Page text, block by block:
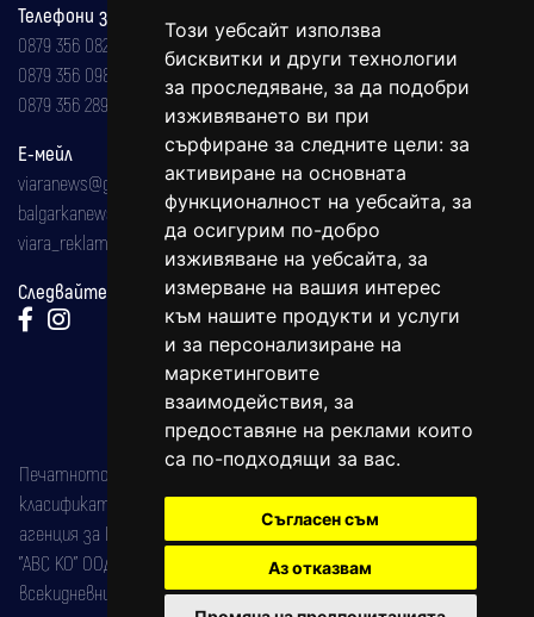
Този уебсайт използва
бисквитки и други технологии
за проследяване, за да подобри
изживяването ви при
сърфиране за следните цели: за
активиране на основната
функционалност на уебсайта, за
да осигурим по-добро
изживяване на уебсайта, за
измерване на вашия интерес
към нашите продукти и услуги
и за персонализиране на
маркетинговите
взаимодействия, за
предоставяне на реклами които
са по-подходящи за вас.
Съгласен съм
Аз отказвам
Телефони за реклама и абонаменти
0879 356 082
0879 356 098
0879 356 289
Е-мейл
viaranews@gmail.com
balgarkanews@gmail.com
viara_reklama@mail.bg
Следвайте ни:
Печатното издание на вестника е регистрирано в националния
класификатор на печатните издания (Българска национална
агенция за ISSN) под номер: ISSN 1312-4722.
"АВС КО" ООД е притежател на марката: Вяра информационен
всекидневник на югозападна България, със свидетелство за марка